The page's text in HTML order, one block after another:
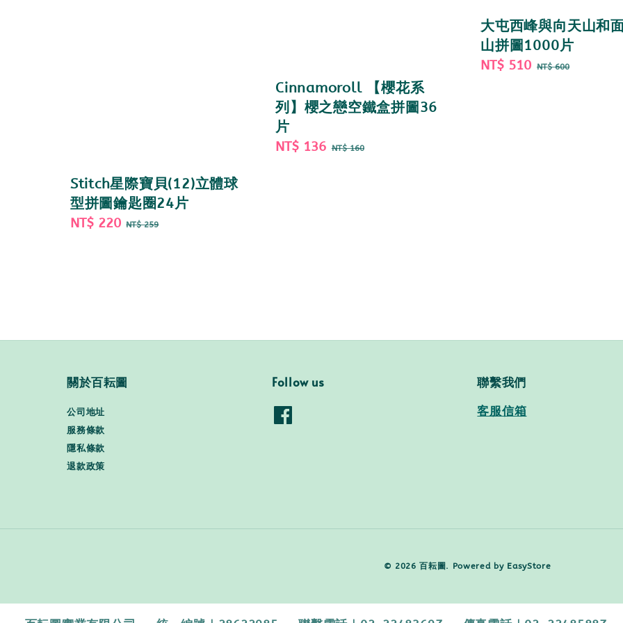
Stitch星際寶貝(12)立體球
型拼圖鑰匙圈24片
Sale
NT$ 220 Regular
NT$ 259
Cinnamoroll 【櫻花系
列】櫻之戀空鐵盒拼圖36
片
Sale
NT$ 136 Regular
NT$ 160
大屯西峰與向天山和
山拼圖1000片
Sale
NT$ 510 Regular
NT$ 600
關於百耘圖
公司地址
服務條款
隱私條款
退款政策
Follow us 聯繫我們
客服信箱
© 2026 百耘圖. Powered by EasyStore